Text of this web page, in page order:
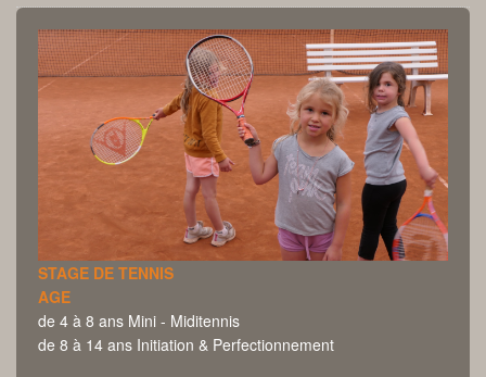
STAGE DE TENNIS
AGE
de 4 à 8 ans Mini - Miditennis
de 8 à 14 ans Initiation & Perfectionnement